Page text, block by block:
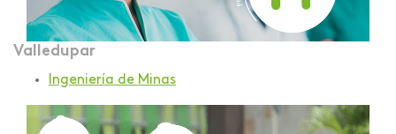
Valledupar
Ingeniería de Minas